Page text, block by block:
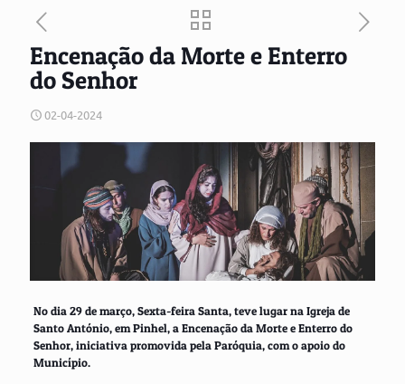
Encenação da Morte e Enterro
do Senhor
02-04-2024
No dia 29 de março, Sexta-feira Santa, teve lugar na Igreja de
Santo António, em Pinhel, a Encenação da Morte e Enterro do
Senhor, iniciativa promovida pela Paróquia, com o apoio do
Município.